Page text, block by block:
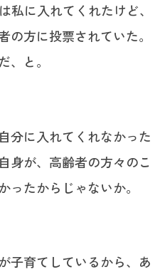
私に入れてくれたけど、
の方に投票されていた。
、と。
分に入れてくれなかった
身が、高齢者の方々のこ
ったからじゃないか。
子育てしているから、あ